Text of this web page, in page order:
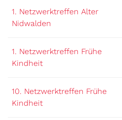
1. Netzwerktreffen Alter
Nidwalden
1. Netzwerktreffen Frühe
Kindheit
10. Netzwerktreffen Frühe
Kindheit